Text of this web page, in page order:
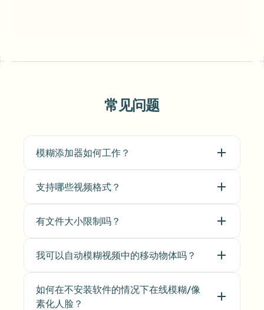
常见问题
模糊添加器如何工作？
支持哪些视频格式？
有文件大小限制吗？
我可以自动模糊视频中的移动物体吗？
如何在不安装软件的情况下在线模糊/像
素化人脸？